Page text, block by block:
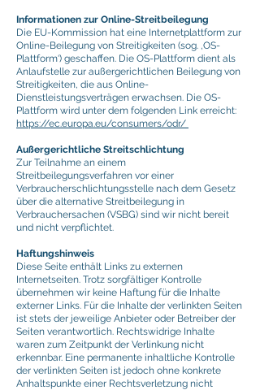
Informationen zur Online-Streitbeilegung
Die EU-Kommission hat eine Internetplattform zur
Online-Beilegung von Streitigkeiten (sog. ‚OS-
Plattform‘) geschaffen. Die OS-Plattform dient als
Anlaufstelle zur außergerichtlichen Beilegung von
Streitigkeiten, die aus Online-
Dienstleistungsverträgen erwachsen. Die OS-
Plattform wird unter dem folgenden Link erreicht:
https://ec.europa.eu/consumers/odr/
Außergerichtliche Streitschlichtung
Zur Teilnahme an einem
Streitbeilegungsverfahren vor einer
Verbraucherschlichtungsstelle nach dem Gesetz
über die alternative Streitbeilegung in
Verbrauchersachen (VSBG) sind wir nicht bereit
und nicht verpflichtet.
Haftungshinweis
Diese Seite enthält Links zu externen
Internetseiten. Trotz sorgfältiger Kontrolle
übernehmen wir keine Haftung für die Inhalte
externer Links. Für die Inhalte der verlinkten Seiten
ist stets der jeweilige Anbieter oder Betreiber der
Seiten verantwortlich. Rechtswidrige Inhalte
waren zum Zeitpunkt der Verlinkung nicht
erkennbar. Eine permanente inhaltliche Kontrolle
der verlinkten Seiten ist jedoch ohne konkrete
Anhaltspunkte einer Rechtsverletzung nicht